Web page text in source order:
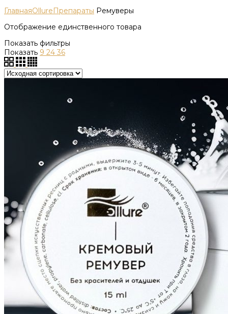
ГлавнаяOllureПрепараты Ремуверы
Отображение единственного товара
Показать фильтры
Показать 9 24 36